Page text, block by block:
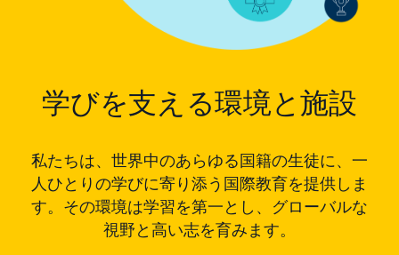
学びを支える環境と施設
私たちは、世界中のあらゆる国籍の生徒に、一
人ひとりの学びに寄り添う国際教育を提供しま
す。その環境は学習を第一とし、グローバルな
視野と高い志を育みます。